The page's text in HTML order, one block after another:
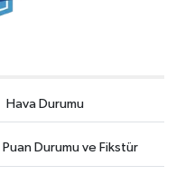
Hava Durumu
Puan Durumu ve Fikstür